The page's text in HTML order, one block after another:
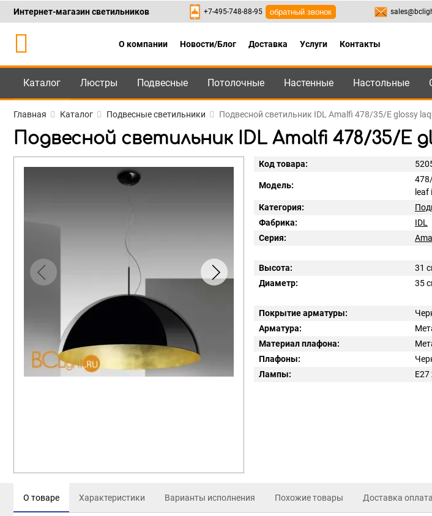
Каталог +7-495-748-88-95 ,8-800-550-95-45
Интернет-магазин светильников +7-495-748-88-95 обратный звонок
О компании Новости/Блог Доставка Услуги Контакты
Каталог Люстры Подвесные Потолочные Настенные Настольные
Главная Каталог Подвесные светильники Подвесной светильник IDL Amalfi 478/35/E glossy
Подвесной светильник IDL Amalfi 478/35/E
Код товара:
Модель:
leaf
Категория:
Фабрика:
IDL
Серия:
Высота:
31
Диаметр:
35
Покрытие арматуры:
Арматура:
Материал плафона:
Плафоны:
Лампы:
E27
О товаре Характеристики Варианты исполнения Похожие товары Доставка оплата